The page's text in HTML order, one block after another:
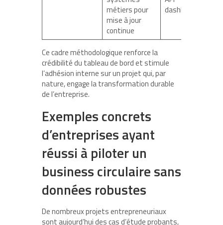
métiers pour
mise à jour
continue
dashboards
Ce cadre méthodologique renforce la
crédibilité du tableau de bord et stimule
l’adhésion interne sur un projet qui, par
nature, engage la transformation durable
de l’entreprise.
Exemples concrets
d’entreprises ayant
réussi à piloter un
business circulaire sans
données robustes
De nombreux projets entrepreneuriaux
sont aujourd’hui des cas d’étude probants,